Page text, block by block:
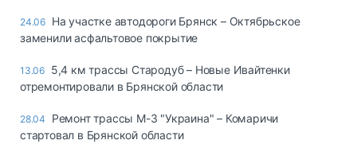
Коммерческий
транспорт
Спецтехника
запчасти, шины
24.06 На участке автодороги Брянск – Октябрьское
заменили асфальтовое покрытие
13.06 5,4 км трассы Стародуб – Новые Ивайтенки
отремонтировали в Брянской области
28.04
Ремонт трассы М-3 "Украина" – Комаричи
стартовал в Брянской области